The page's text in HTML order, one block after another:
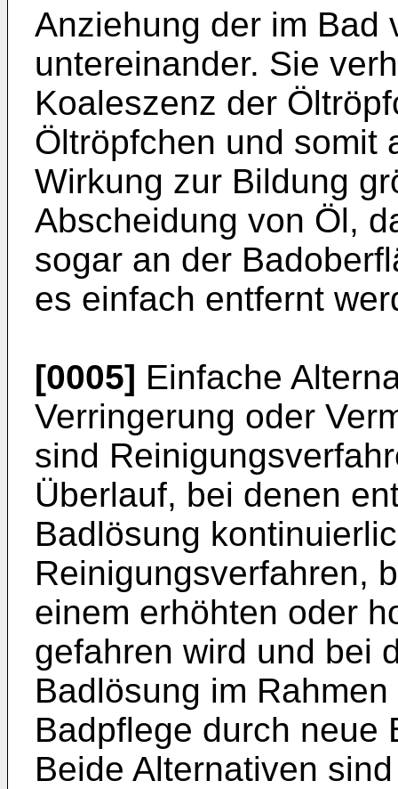
Anziehung der im Bad
untereinander. Sie
Koaleszenz der
Öltröpfchen und somit
Wirkung zur Bildung
Abscheidung von Öl,
sogar an der
es einfach entfernt
[0005] Einfache
Verringerung oder
sind
Überlauf, bei denen
Badlösung
Reinigungsverfahren,
einem erhöhten oder
gefahren wird und bei
Badlösung im
Badpflege durch neue
Beide Alternativen